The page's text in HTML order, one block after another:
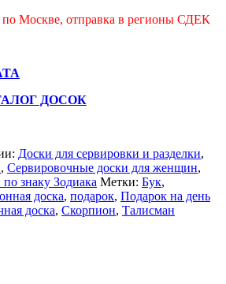
по Москве, отправка в регионы СДЕК
ДОСОК
Доски для сервировки и разделки,
, Сервировочные доски для женщин,
знаку Зодиака Метки: Бук,
доска, подарок, Подарок на день
доска, Скорпион, Талисман